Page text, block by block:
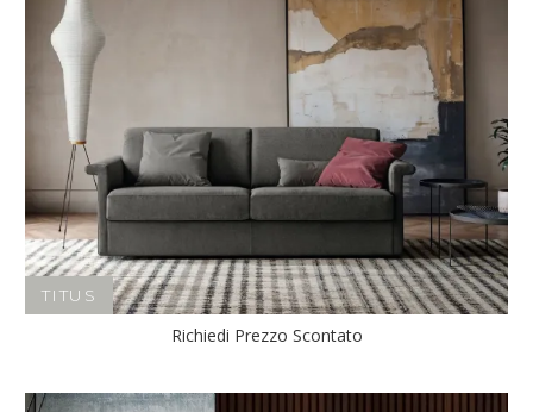
TITUS
Richiedi Prezzo Scontato